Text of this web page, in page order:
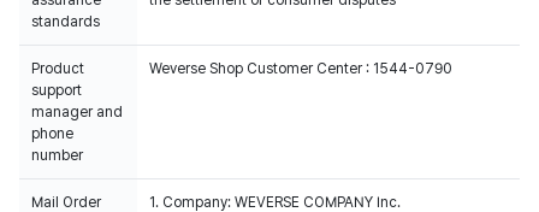
standards
Product
support
manager and
phone
number
Weverse Shop Customer Center : 1544-0790
Mail Order
1. Company: WEVERSE COMPANY Inc.